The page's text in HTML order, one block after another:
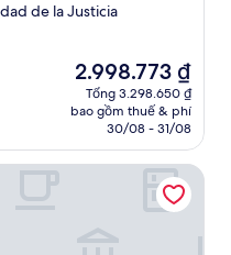
de la Justicia
Giá
hiện
tại
2.998.773 ₫
2.998.773 ₫
Tổng 3.298.650 ₫
bao gồm thuế & phí
30/08 - 31/08
Avenida Velazquez